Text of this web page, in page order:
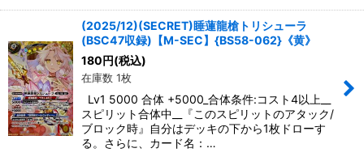
(2025/12)(SECRET)睡蓮龍槍トリシューラ
(BSC47収録)【M-SEC】{BS58-062}《黄》
180円(税込)
在庫数 1枚
Lv1 5000 合体 +5000_合体条件:コスト4以上__
スピリット合体中__『このスピリットのアタック/
ブロック時』自分はデッキの下から1枚ドローす
る。さらに、カード名：…